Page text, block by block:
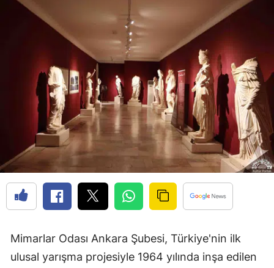
Mimarlar Odası Ankara Şubesi, Türkiye'nin ilk
ulusal yarışma projesiyle 1964 yılında inşa edilen